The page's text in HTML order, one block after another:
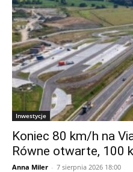
Inwestycje
Koniec 80 km/h na
Równe otwarte, 100
Anna Miler - 7 sierpnia 2026 18:00